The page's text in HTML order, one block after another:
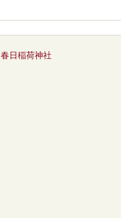
春日稲荷神社